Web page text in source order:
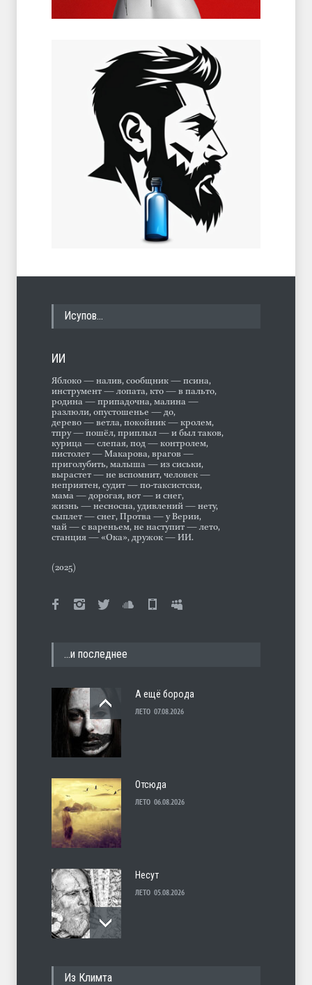
Исупов…
ИИ
Яблоко — налив, сообщник — псина,
инструмент — лопата, кто — в пальто,
родина — припадочна, малина —
разлюли, опустошенье — до,
дерево — ветла, покойник — кролем,
тпру — пошёл, приплыл — и был таков,
курица — слепая, под — контролем,
пистолет — Макарова, врагов —
приголубить, малыша — из сиськи,
вырастет — не вспомнит, человек —
неприятен, судит — по-таксистски,
мама — дорогая, вот — и снег,
жизнь — несносна, удивлений — нету,
сыплет — снег, Протва — у Верии,
чай — с вареньем, не наступит — лето,
станция — «Ока», дружок — ИИ.
(2025)
…и последнее
А ещё борода
ЛЕТО 07.08.2026
Отсюда
ЛЕТО 06.08.2026
Несут
ЛЕТО 05.08.2026
Из Климта